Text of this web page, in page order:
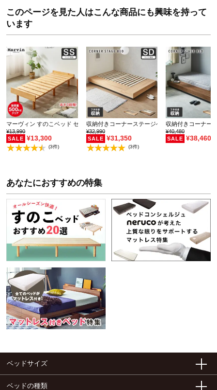
このページを見た人はこんな商品にも興味を持って
います
マーヴィン すのこベッド セミシングル ベッド単品のみ…
¥13,990
¥13,300
(3件)
収納付きコーナーステージベッド CORNER
¥32,990
¥31,350
(3件)
収納付きコーナー
¥40,480
¥38,460
あなたにおすすめの特集
ベッドサイズ
ベッドの種類